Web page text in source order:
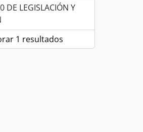
DE LEGISLACIÓN Y
1 resultados